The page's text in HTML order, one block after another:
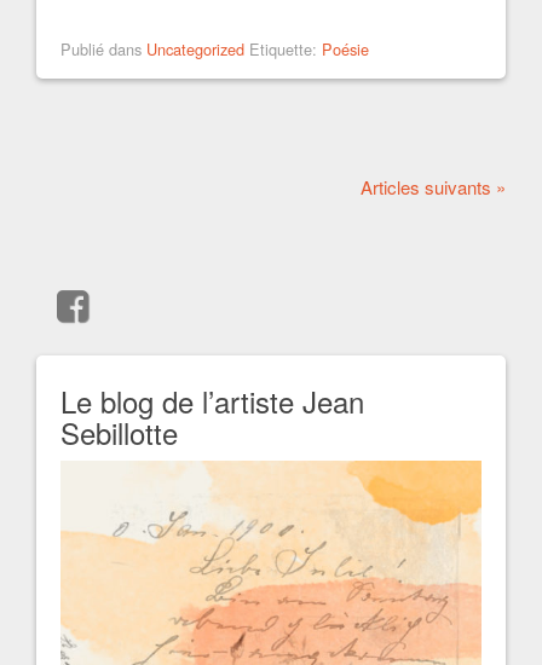
Publié dans Uncategorized Etiquette: Poésie
Articles suivants »
Le blog de l’artiste Jean
Sebillotte